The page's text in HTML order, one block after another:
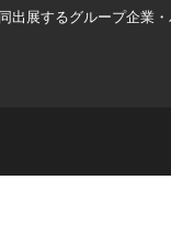
展するグループ企業・